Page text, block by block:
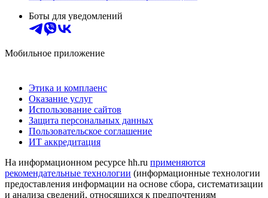
Боты для уведомлений
Мобильное приложение
Этика и комплаенс
Оказание услуг
Использование сайтов
Защита персональных данных
Пользовательское соглашение
ИТ аккредитация
На информационном ресурсе hh.ru применяются
рекомендательные технологии (информационные технологии
предоставления информации на основе сбора, систематизации
и анализа сведений, относящихся к предпочтениям